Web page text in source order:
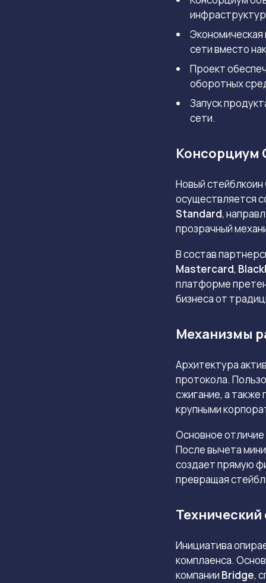
сети вместо
Проект
оборотных
Запуск
сети.
Консорциум
Новый стейблкоин
осуществляется
Standard,
прозрачный
В состав
Mastercard,
платформе
бизнеса от
Механизмы
Архитектура
протокола.
сжигание, а также
крупными
Основное
После вычета
создает прямую
превращая
Инициатива
комплаенса.
компании Bridge,